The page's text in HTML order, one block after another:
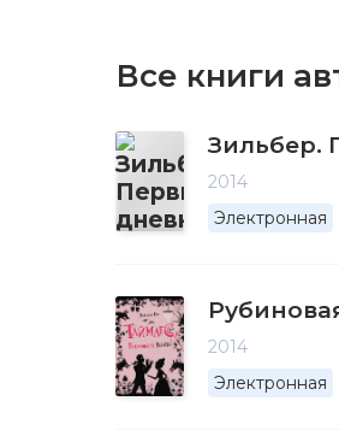
Все книги
Зильбер.
2014
Электронная
2014
Электронная